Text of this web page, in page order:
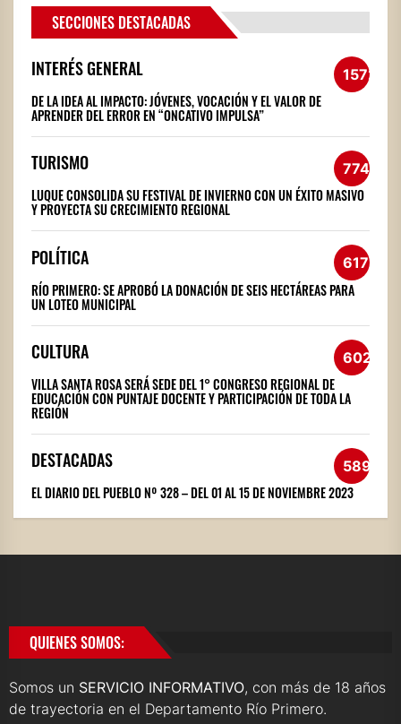
SECCIONES DESTACADAS
INTERÉS GENERAL 1572
DE LA IDEA AL IMPACTO: JÓVENES, VOCACIÓN Y EL VALOR DE
APRENDER DEL ERROR EN “ONCATIVO IMPULSA”
TURISMO 774
LUQUE CONSOLIDA SU FESTIVAL DE INVIERNO CON UN ÉXITO MASIVO
Y PROYECTA SU CRECIMIENTO REGIONAL
POLÍTICA 617
RÍO PRIMERO: SE APROBÓ LA DONACIÓN DE SEIS HECTÁREAS PARA
UN LOTEO MUNICIPAL
CULTURA 602
VILLA SANTA ROSA SERÁ SEDE DEL 1° CONGRESO REGIONAL DE
EDUCACIÓN CON PUNTAJE DOCENTE Y PARTICIPACIÓN DE TODA LA
REGIÓN
DESTACADAS 589
EL DIARIO DEL PUEBLO Nº 328 – DEL 01 AL 15 DE NOVIEMBRE 2023
QUIENES SOMOS:
Somos un SERVICIO INFORMATIVO, con más de 18 años
de trayectoria en el Departamento Río Primero.